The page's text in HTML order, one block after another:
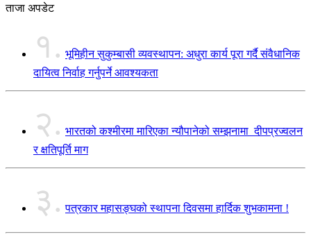
ताजा अपडेट
१. भूमिहीन सुकुम्बासी व्यवस्थापन: अधुरा कार्य पूरा गर्दै संवैधानिक
दायित्व निर्वाह गर्नुपर्ने आवश्यकता
२. भारतको कश्मीरमा मारिएका न्यौपानेको सम्झनामा दीपप्रज्वलन
र क्षतिपूर्ति माग
३. पत्रकार महासङ्घको स्थापना दिवसमा हार्दिक शुभकामना !